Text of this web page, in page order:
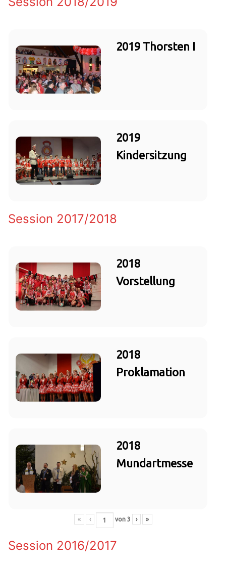
2019 Thorsten I
2019
Kindersitzung
Session 2017/2018
2018
Vorstellung
2018
Proklamation
2018
Mundartmesse
« ‹ von 3 › »
Session 2016/2017